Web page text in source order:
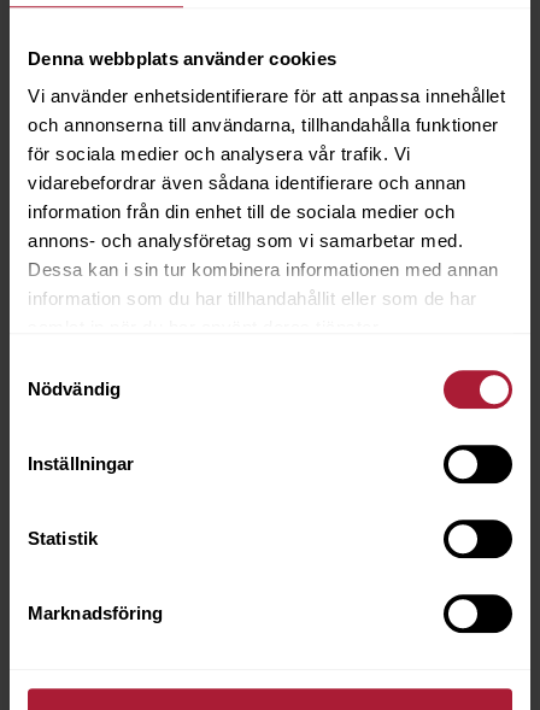
Denna webbplats använder cookies
Vi använder enhetsidentifierare för att anpassa innehållet
och annonserna till användarna, tillhandahålla funktioner
för sociala medier och analysera vår trafik. Vi
vidarebefordrar även sådana identifierare och annan
information från din enhet till de sociala medier och
annons- och analysföretag som vi samarbetar med.
Dessa kan i sin tur kombinera informationen med annan
information som du har tillhandahållit eller som de har
Nödvändig
Inställningar
Statistik
Marknadsföring
3243-0020
Saldo